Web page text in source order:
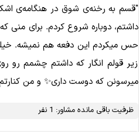
داشتم، دوباره شروع کردم. برای
حس میکردم این دفعه هم نمیشه.
زیر قولم انگار که داشتم چشمم
میرسونن که دوست داری✨ و من
ظرفیت باقی مانده مشاور: 1 نفر